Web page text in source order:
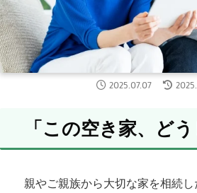
2025.07.07
「この空き家、ど
親やご親族から大切な家を相続